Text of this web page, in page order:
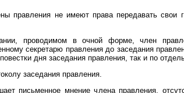
правления не имеют права передавать свои
проводимом в очной форме, член
секретарю правления до заседания
дня заседания правления, так и по
заседания правления.
письменное мнение члена правления,